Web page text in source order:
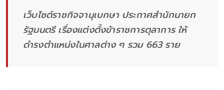
เว็บไซต์ราชกิจจานุเบกษา ประกาศสำนักนายก
รัฐมนตรี เรื่องแต่งตั้งข้าราชการตุลาการ ให้
ดำรงตำแหน่งในศาลต่าง ๆ รวม 663 ราย